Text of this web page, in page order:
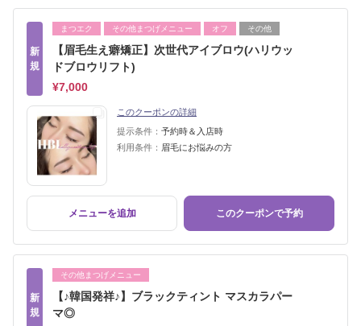
新
規
まつエク その他まつげメニュー オフ その他
【眉毛生え癖矯正】次世代アイブロウ(ハリウッ
ドブロウリフト)
¥7,000
このクーポンの詳細
提示条件： 予約時＆入店時
利用条件： 眉毛にお悩みの方
メニューを追加 このクーポンで予約
新
規
その他まつげメニュー
【♪韓国発祥♪】ブラックティント マスカラパー
マ◎